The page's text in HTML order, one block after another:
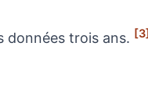
données trois ans. [3]